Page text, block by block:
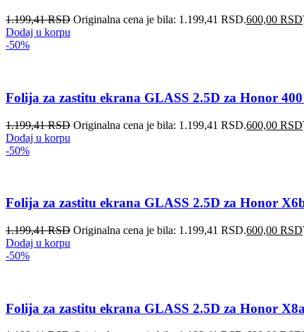
1.199,41RSD Originalna cena je bila: 1.199,41 RSD.600,00 RSD
Dodaj u korpu
-50%
Folija za zastitu ekrana GLASS 2.5D za Honor
1.199,41RSD Originalna cena je bila: 1.199,41 RSD.600,00 RSD
Dodaj u korpu
-50%
Folija za zastitu ekrana GLASS 2.5D za Honor
1.199,41RSD Originalna cena je bila: 1.199,41 RSD.600,00 RSD
Dodaj u korpu
-50%
Folija za zastitu ekrana GLASS 2.5D za Honor